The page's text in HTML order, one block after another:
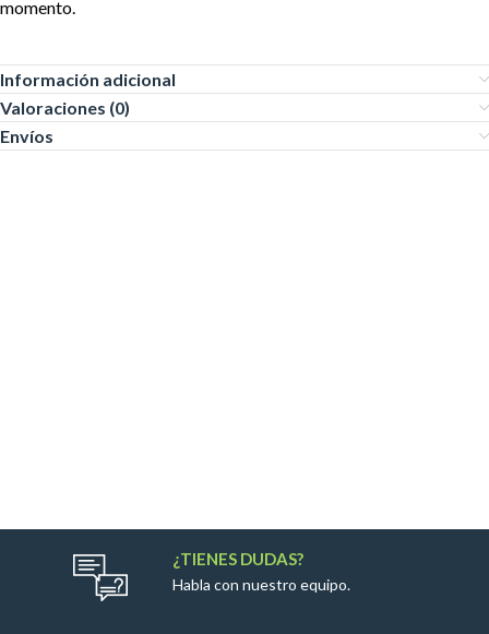
momento.
Información adicional
Valoraciones (0)
Envíos
¿TIENES DUDAS?
Habla con nuestro equipo.